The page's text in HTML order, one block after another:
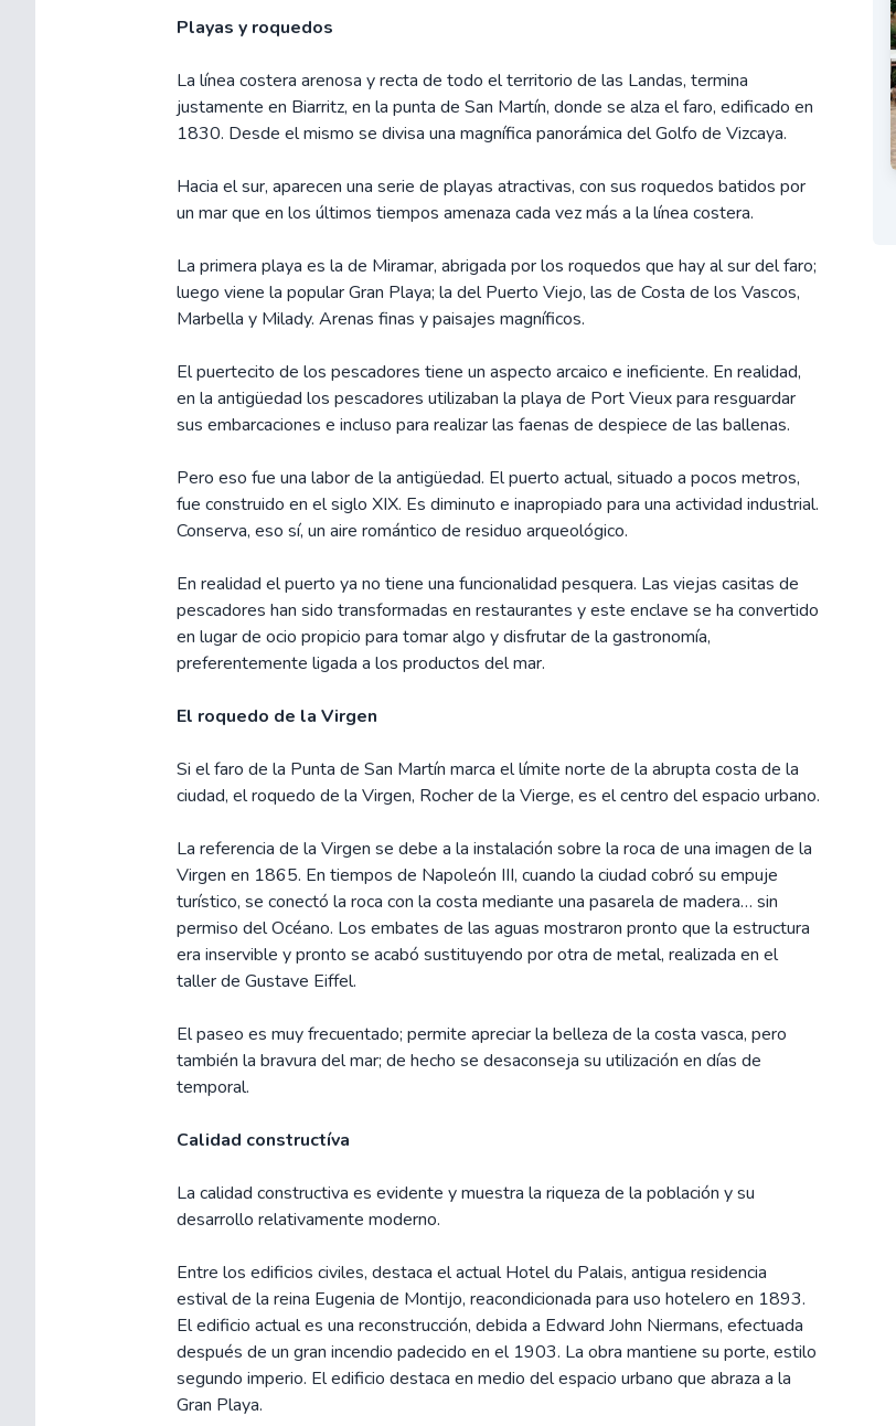
Playas y roquedos
La línea costera arenosa y recta de todo el territorio de las Landas, termina
justamente en Biarritz, en la punta de San Martín, donde se alza el faro, edificado en
1830. Desde el mismo se divisa una magnífica panorámica del Golfo de Vizcaya.
Hacia el sur, aparecen una serie de playas atractivas, con sus roquedos batidos por
un mar que en los últimos tiempos amenaza cada vez más a la línea costera.
La primera playa es la de Miramar, abrigada por los roquedos que hay al sur del faro;
luego viene la popular Gran Playa; la del Puerto Viejo, las de Costa de los Vascos,
Marbella y Milady. Arenas finas y paisajes magníficos.
El puertecito de los pescadores tiene un aspecto arcaico e ineficiente. En realidad,
en la antigüedad los pescadores utilizaban la playa de Port Vieux para resguardar
sus embarcaciones e incluso para realizar las faenas de despiece de las ballenas.
Pero eso fue una labor de la antigüedad. El puerto actual, situado a pocos metros,
fue construido en el siglo XIX. Es diminuto e inapropiado para una actividad industrial.
Conserva, eso sí, un aire romántico de residuo arqueológico.
En realidad el puerto ya no tiene una funcionalidad pesquera. Las viejas casitas de
pescadores han sido transformadas en restaurantes y este enclave se ha convertido
en lugar de ocio propicio para tomar algo y disfrutar de la gastronomía,
preferentemente ligada a los productos del mar.
El roquedo de la Virgen
Si el faro de la Punta de San Martín marca el límite norte de la abrupta costa de la
ciudad, el roquedo de la Virgen, Rocher de la Vierge, es el centro del espacio urbano.
La referencia de la Virgen se debe a la instalación sobre la roca de una imagen de la
Virgen en 1865. En tiempos de Napoleón III, cuando la ciudad cobró su empuje
turístico, se conectó la roca con la costa mediante una pasarela de madera… sin
permiso del Océano. Los embates de las aguas mostraron pronto que la estructura
era inservible y pronto se acabó sustituyendo por otra de metal, realizada en el
taller de Gustave Eiffel.
El paseo es muy frecuentado; permite apreciar la belleza de la costa vasca, pero
también la bravura del mar; de hecho se desaconseja su utilización en días de
temporal.
Calidad constructíva
La calidad constructiva es evidente y muestra la riqueza de la población y su
desarrollo relativamente moderno.
Entre los edificios civiles, destaca el actual Hotel du Palais, antigua residencia
estival de la reina Eugenia de Montijo, reacondicionada para uso hotelero en 1893.
El edificio actual es una reconstrucción, debida a Edward John Niermans, efectuada
después de un gran incendio padecido en el 1903. La obra mantiene su porte, estilo
segundo imperio. El edificio destaca en medio del espacio urbano que abraza a la
Gran Playa.